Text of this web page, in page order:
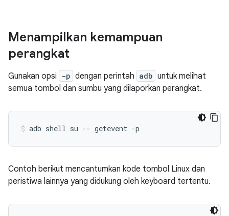
Menampilkan kemampuan
perangkat
Gunakan opsi -p dengan perintah adb untuk melihat
semua tombol dan sumbu yang dilaporkan perangkat.
adb shell su -- getevent -p
Contoh berikut mencantumkan kode tombol Linux dan
peristiwa lainnya yang didukung oleh keyboard tertentu.